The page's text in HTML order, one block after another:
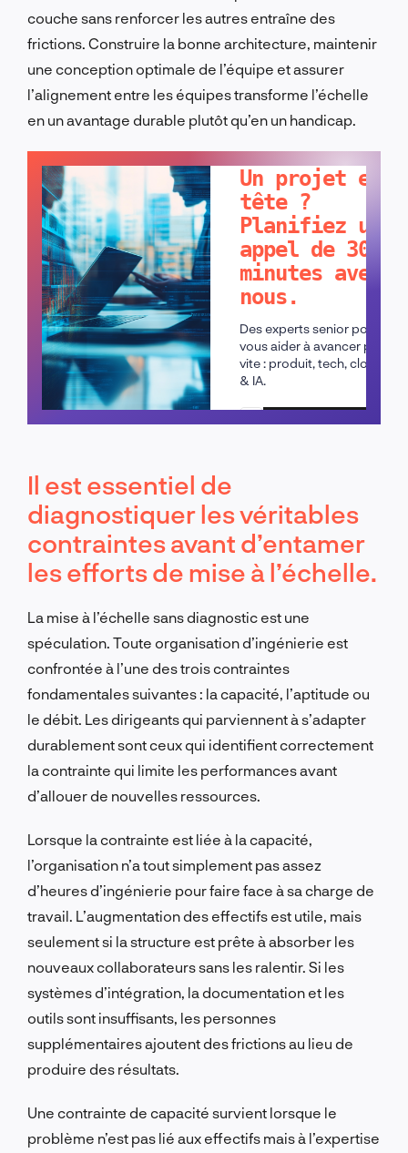
couche sans renforcer les autres entraîne des
frictions. Construire la bonne architecture, maintenir
une conception optimale de l’équipe et assurer
l’alignement entre les équipes transforme l’échelle
en un avantage durable plutôt qu’en un handicap.
Un projet en
tête ?
Planifiez un
appel de 30
minutes avec
nous.
Des experts senior pour
vous aider à avancer plus
vite : produit, tech, cloud
& IA.
Planifier un appel
Il est essentiel de
diagnostiquer les véritables
contraintes avant d’entamer
les efforts de mise à l’échelle.
La mise à l’échelle sans diagnostic est une
spéculation. Toute organisation d’ingénierie est
confrontée à l’une des trois contraintes
fondamentales suivantes : la capacité, l’aptitude ou
le débit. Les dirigeants qui parviennent à s’adapter
durablement sont ceux qui identifient correctement
la contrainte qui limite les performances avant
d’allouer de nouvelles ressources.
Lorsque la contrainte est liée à la capacité,
l’organisation n’a tout simplement pas assez
d’heures d’ingénierie pour faire face à sa charge de
travail. L’augmentation des effectifs est utile, mais
seulement si la structure est prête à absorber les
nouveaux collaborateurs sans les ralentir. Si les
systèmes d’intégration, la documentation et les
outils sont insuffisants, les personnes
supplémentaires ajoutent des frictions au lieu de
produire des résultats.
Une contrainte de capacité survient lorsque le
problème n’est pas lié aux effectifs mais à l’expertise